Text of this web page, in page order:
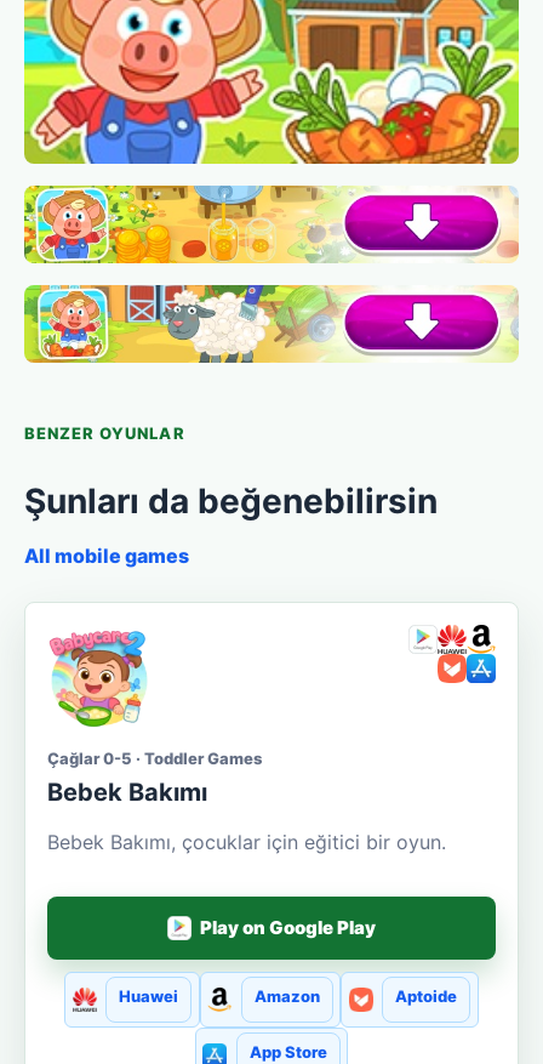
BENZER OYUNLAR
Şunları da beğenebilirsin
All mobile games
Çağlar 0-5 · Toddler Games
Bebek Bakımı
Bebek Bakımı, çocuklar için eğitici bir oyun.
Play on Google Play
Huawei Amazon Aptoide
App Store